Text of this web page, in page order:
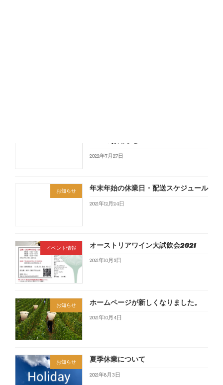
2022年7月27日
お知らせ 年末年始の休業日・配送スケジュール
2021年12月24日
イベント情報 オーストリアワイン大試飲会2021
2021年10月5日
お知らせ ホームページが新しくなりました。
2021年10月4日
お知らせ 夏季休業について
2021年8月3日